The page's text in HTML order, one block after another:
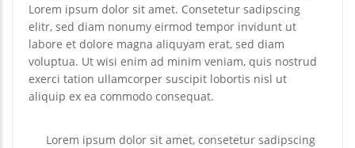
Lorem ipsum dolor sit amet. Consetetur sadipscing
elitr, sed diam nonumy eirmod tempor invidunt ut
labore et dolore magna aliquyam erat, sed diam
voluptua. Ut wisi enim ad minim veniam, quis nostrud
exerci tation ullamcorper suscipit lobortis nisl ut
aliquip ex ea commodo consequat.
Lorem ipsum dolor sit amet, consetetur sadipscing